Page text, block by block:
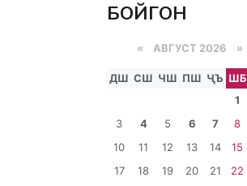
БОЙГОНӢ
« АВГУСТ 2026 »
ДШ СШ ЧШ ПШ ҶЪ ШБ
1
3
4 5 6 7 8
10
11 12 13 14 15
17
18 19 20 21 22